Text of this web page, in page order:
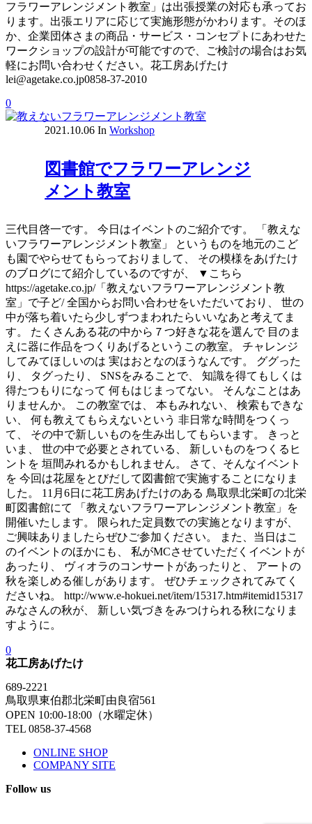
フラワーアレンジメント教室」は出張授業の対応も承ってお
ります。出張エリアに応じて実施形態がかわります。そのほ
か、企業団体さまの商品・サービス・コンセプトにあわせた
ワークショップの設計が可能ですので、ご検討の場合はお気
軽にお問い合わせください。花工房あげたけ
lei@agetake.co.jp0858-37-2010
0
2021.10.06 In Workshop
図書館でフラワーアレンジ
メント教室
三代目啓一です。 今日はイベントのご紹介です。 「教えな
いフラワーアレンジメント教室」 というものを地元のこど
も園でやらせてもらっておりまして、 その模様をあげたけ
のブログにて紹介しているのですが、 ▼こちら
https://agetake.co.jp/「教えないフラワーアレンジメント教
室」で子ど/ 全国からお問い合わせをいただいており、 世の
中が落ち着いたら少しずつまわれたらいいなあと考えてま
す。 たくさんある花の中から７つ好きな花を選んで 目のま
えに器に作品をつくりあげるというこの教室。 チャレンジ
してみてほしいのは 実はおとなのほうなんです。 ググった
り、 タグったり、 SNSをみることで、 知識を得てもしくは
得たつもりになって 何もはじまってない。 そんなことはあ
りませんか。 この教室では、 本もみれない、 検索もできな
い、 何も教えてもらえないという 非日常な時間をつくっ
て、 その中で新しいものを生み出してもらいます。 きっと
いま、 世の中で必要とされている、 新しいものをつくるヒ
ントを 垣間みれるかもしれません。 さて、そんなイベント
を 今回は花屋をとびだして図書館で実施することになりま
した。 11月6日に花工房あげたけのある 鳥取県北栄町の北栄
町図書館にて 「教えないフラワーアレンジメント教室」を
開催いたします。 限られた定員数での実施となりますが、
ご興味ありましたらぜひご参加ください。 また、当日はこ
のイベントのほかにも、 私がMCさせていただくイベントが
あったり、 ヴィオラのコンサートがあったりと、 アートの
秋を楽しめる催しがあります。 ぜひチェックされてみてく
ださいね。 http://www.e-hokuei.net/item/15317.htm#itemid15317
みなさんの秋が、 新しい気づきをみつけられる秋になりま
すように。
0
花工房あげたけ
689-2221
鳥取県東伯郡北栄町由良宿561
OPEN 10:00-18:00（水曜定休）
TEL 0858-37-4568
ONLINE SHOP
COMPANY SITE
Follow us